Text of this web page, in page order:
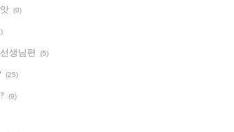
(0)
생님편 (5)
(25)
(9)